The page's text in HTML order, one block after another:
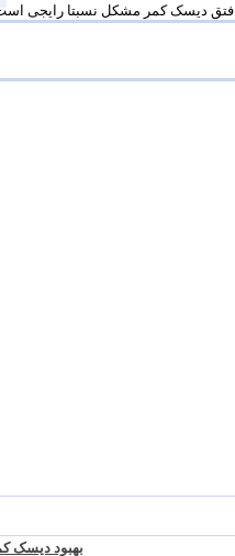
فتق دیسک کمر مشکل نسبتا رایجی
بهبود ديسک کمر و